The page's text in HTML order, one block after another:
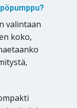
valintaan
koko,